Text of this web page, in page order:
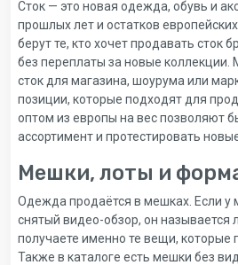
Сток — это новая одежда, обувь и
прошлых лет и остатков
берут те, кто хочет продавать сток
без переплаты за новые коллекции.
сток для магазина, шоурума или
позиции, которые подходят для
оптом из европы на вес позволяют
ассортимент и протестировать
Мешки, лоты и
Одежда продаётся в мешках. Если у
снятый видео-обзор, он называется
получаете именно те вещи, которые
Также в каталоге есть мешки без